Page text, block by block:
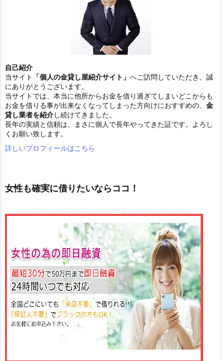
自己紹介
当サイト
「個人の金貸し屋紹介サイト」 へご訪問していただき、誠
にありがとうございます。
当サイトでは、本当に他所からお金を借り過ぎてしまいどこからも
お金を借りる事が出来なくなってしまった方向けにおすすめの、 金
貸し業者を紹介し続けてきました。
長年の実績と信頼は、まさに個人で長年やってきた証です。よろし
くお願い致します。
詳しいプロフィールはこちら
女性も確実に借りたいならココ！